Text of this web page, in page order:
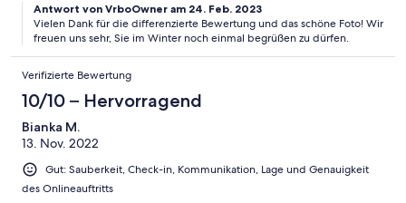
Antwort von VrboOwner am 24. Feb. 2023
Vielen Dank für die differenzierte Bewertung und das schöne Foto! Wir
freuen uns sehr, Sie im Winter noch einmal begrüßen zu dürfen.
Verifizierte Bewertung
10/10 – Hervorragend
Bianka M.
13. Nov. 2022
Gut: Sauberkeit, Check-in, Kommunikation, Lage und Genauigkeit
des Onlineauftritts